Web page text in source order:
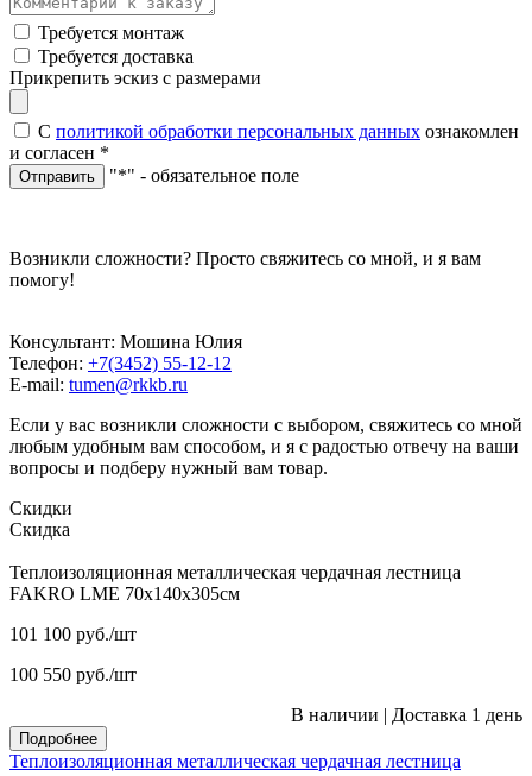
Требуется монтаж
Требуется доставка
Прикрепить эскиз с размерами
С политикой обработки персональных данных ознакомлен
и согласен *
Отправить "*" - обязательное поле
Возникли сложности? Просто свяжитесь со мной, и я вам
помогу!
Консультант: Мошина Юлия
Телефон: +7(3452) 55-12-12
E-mail: tumen@rkkb.ru
Если у вас возникли сложности с выбором, свяжитесь со мной
любым удобным вам способом, и я с радостью отвечу на ваши
вопросы и подберу нужный вам товар.
Скидки
Скидка
Теплоизоляционная металлическая чердачная лестница
FAKRO LME 70х140х305см
101 100 руб./шт
100 550 руб./шт
В наличии | Доставка 1 день
Подробнее
Теплоизоляционная металлическая чердачная лестница